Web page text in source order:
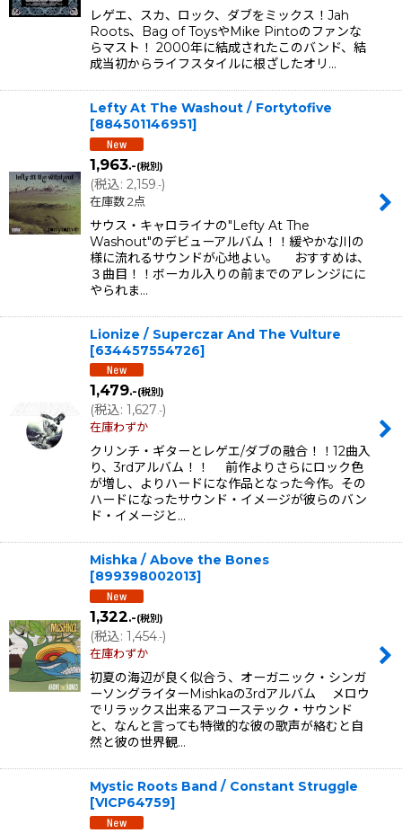
レゲエ、スカ、ロック、ダブをミックス！Jah
Roots、Bag of ToysやMike Pintoのファンな
らマスト！ 2000年に結成されたこのバンド、結
成当初からライフスタイルに根ざしたオリ…
Lefty At The Washout / Fortytofive
[884501146951]
1,963.-(税別)
(税込: 2,159.-)
在庫数 2点
サウス・キャロライナの"Lefty At The
Washout"のデビューアルバム！！緩やかな川の
様に流れるサウンドが心地よい。 おすすめは、
３曲目！！ボーカル入りの前までのアレンジにに
やられま…
Lionize / Superczar And The Vulture
[634457554726]
1,479.-(税別)
(税込: 1,627.-)
在庫わずか
クリンチ・ギターとレゲエ/ダブの融合！！12曲入
り、3rdアルバム！！ 前作よりさらにロック色
が増し、よりハードにな作品となった今作。その
ハードになったサウンド・イメージが彼らのバン
ド・イメージと…
Mishka / Above the Bones
[899398002013]
1,322.-(税別)
(税込: 1,454.-)
在庫わずか
初夏の海辺が良く似合う、オーガニック・シンガ
ーソングライターMishkaの3rdアルバム メロウ
でリラックス出来るアコーステック・サウンド
と、なんと言っても特徴的な彼の歌声が絡むと自
然と彼の世界観…
Mystic Roots Band / Constant Struggle
[VICP64759]